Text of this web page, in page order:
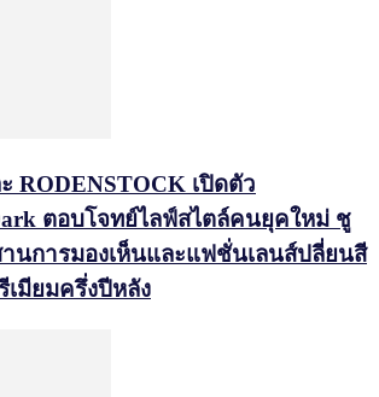
RODENSTOCK เปิดตัว
ตอบโจทย์ไลฟ์สไตล์คนยุคใหม่ ชู
านการมองเห็นและแฟชั่นเลนส์ปลี่ยนสี
มียมครึ่งปีหลัง